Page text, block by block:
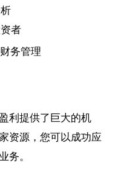
者
务管理
利提供了巨大的机
资源，您可以成功应
务。